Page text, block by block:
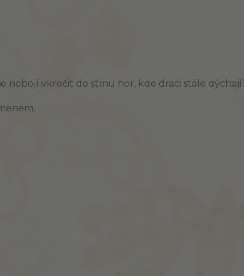
nebojí vkročit do stínu hor, kde draci stále dýchají.